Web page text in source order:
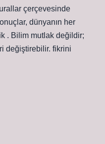
çerçevesinde
dünyanın her
. Bilim mutlak değildir;
değiştirebilir. fikrini